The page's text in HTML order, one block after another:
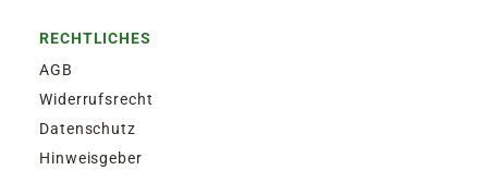
RECHTLICHES
AGB
Widerrufsrecht
Datenschutz
Hinweisgeber